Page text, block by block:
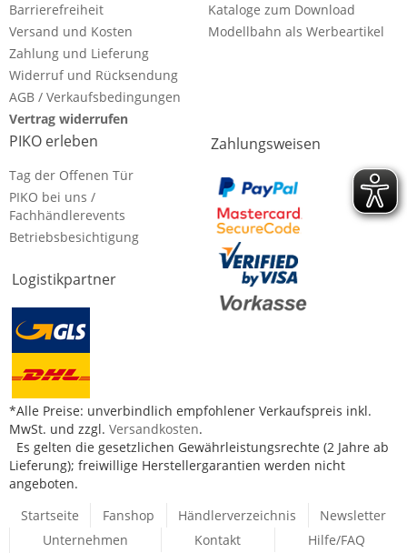
Barrierefreiheit
Versand und Kosten
Zahlung und Lieferung
Widerruf und Rücksendung
AGB / Verkaufsbedingungen
Vertrag widerrufen
Kataloge zum Download
Modellbahn als Werbeartikel
PIKO erleben
Tag der Offenen Tür
PIKO bei uns /
Fachhändlerevents
Betriebsbesichtigung
Logistikpartner
Zahlungsweisen
*Alle Preise: unverbindlich empfohlener Verkaufspreis inkl.
MwSt. und zzgl. Versandkosten.
Es gelten die gesetzlichen Gewährleistungsrechte (2 Jahre ab
Lieferung); freiwillige Herstellergarantien werden nicht
angeboten.
Startseite
Fanshop Händlerverzeichnis
Newsletter
Unternehmen
Kontakt Hilfe/FAQ